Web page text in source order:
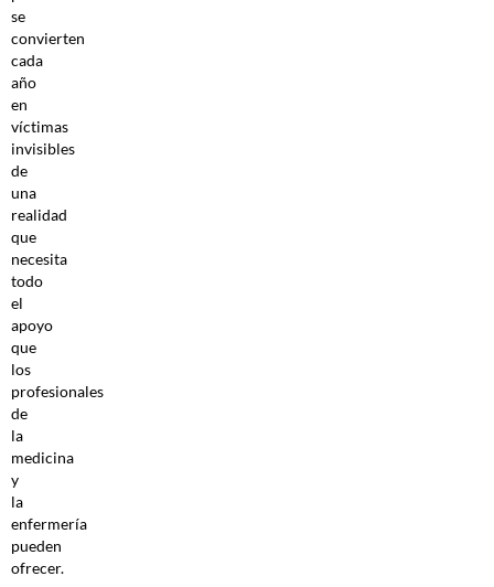
se
convierten
cada
año
en
víctimas
invisibles
de
una
realidad
que
necesita
todo
el
apoyo
que
los
profesionales
de
la
medicina
y
la
enfermería
pueden
ofrecer.